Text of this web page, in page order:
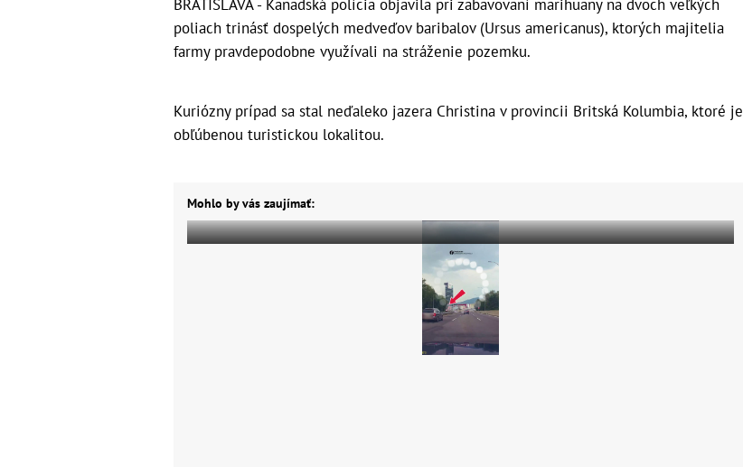
BRATISLAVA - Kanadská polícia objavila pri zabavovaní marihuany na dvoch veľkých
poliach trinásť dospelých medveďov baribalov (Ursus americanus), ktorých majitelia
farmy pravdepodobne využívali na stráženie pozemku.
Kuriózny prípad sa stal neďaleko jazera Christina v provincii Britská Kolumbia, ktoré je
obľúbenou turistickou lokalitou.
Mohlo by vás zaujímať: